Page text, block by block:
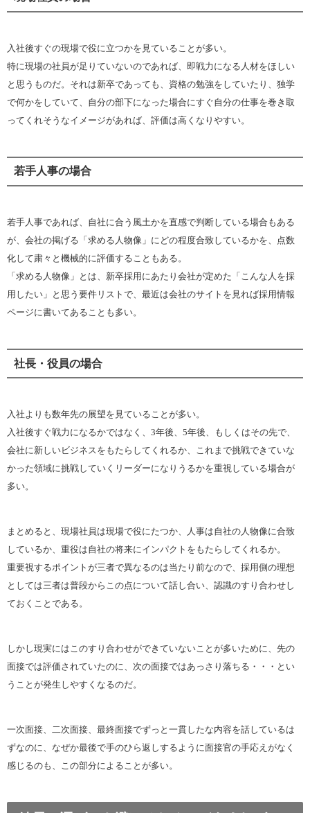
入社後すぐの現場で役に立つかを見ていることが多い。
特に現場の社員が足りていないのであれば、即戦力になる人材をほしい
と思うものだ。それは新卒であっても、資格の勉強をしていたり、独学
で何かをしていて、自分の部下になった場合にすぐ自分の仕事を巻き取
ってくれそうなイメージがあれば、評価は高くなりやすい。
若手人事の場合
若手人事であれば、自社に合う風土かを直感で判断している場合もある
が、会社の掲げる「求める人物像」にどの程度合致しているかを、点数
化して粛々と機械的に評価することもある。
「求める人物像」とは、新卒採用にあたり会社が定めた「こんな人を採
用したい」と思う要件リストで、最近は会社のサイトを見れば採用情報
ページに書いてあることも多い。
社長・役員の場合
入社よりも数年先の展望を見ていることが多い。
入社後すぐ戦力になるかではなく、3年後、5年後、もしくはその先で、
会社に新しいビジネスをもたらしてくれるか、これまで挑戦できていな
かった領域に挑戦していくリーダーになりうるかを重視している場合が
多い。
まとめると、現場社員は現場で役にたつか、人事は自社の人物像に合致
しているか、重役は自社の将来にインパクトをもたらしてくれるか。
重要視するポイントが三者で異なるのは当たり前なので、採用側の理想
としては三者は普段からこの点について話し合い、認識のすり合わせし
ておくことである。
しかし現実にはこのすり合わせができていないことが多いために、先の
面接では評価されていたのに、次の面接ではあっさり落ちる・・・とい
うことが発生しやすくなるのだ。
一次面接、二次面接、最終面接でずっと一貫したな内容を話しているは
ずなのに、なぜか最後で手のひら返しするように面接官の手応えがなく
感じるのも、この部分によることが多い。